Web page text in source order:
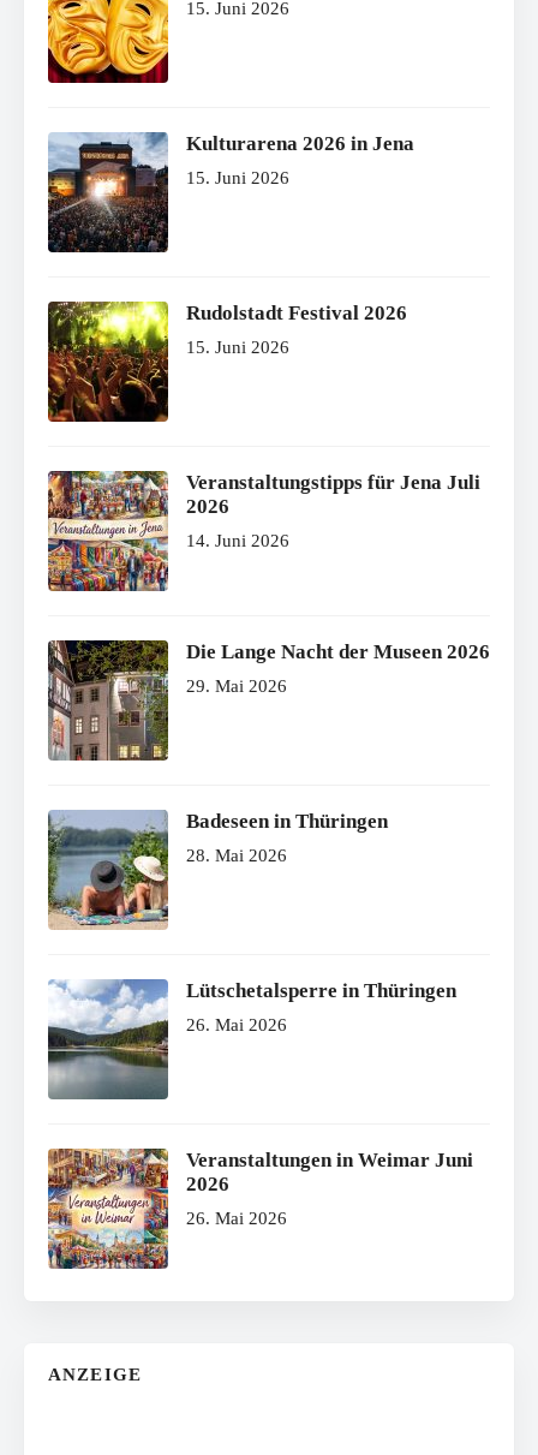
15. Juni 2026
Kulturarena 2026 in Jena
15. Juni 2026
Rudolstadt Festival 2026
15. Juni 2026
Veranstaltungstipps für Jena Juli
2026
14. Juni 2026
Die Lange Nacht der Museen 2026
29. Mai 2026
Badeseen in Thüringen
28. Mai 2026
Lütschetalsperre in Thüringen
26. Mai 2026
Veranstaltungen in Weimar Juni
2026
26. Mai 2026
ANZEIGE